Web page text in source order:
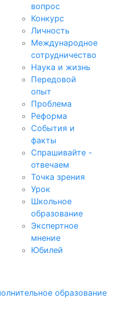
вопрос
Конкурс
Личность
Международное
сотрудничество
Наука и жизнь
Передовой
опыт
Проблема
Реформа
События и
факты
Спрашивайте -
отвечаем
Точка зрения
Урок
Школьное
образование
Экспертное
мнение
Юбилей
образование